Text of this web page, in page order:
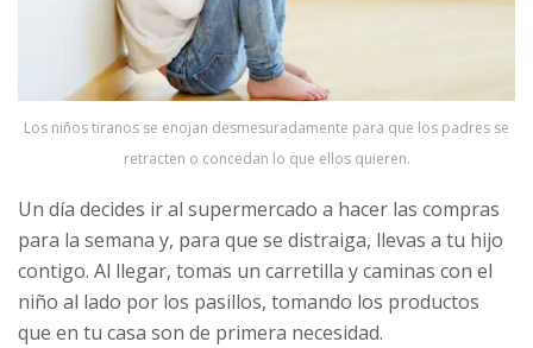
Los niños tiranos se enojan desmesuradamente para que los padres se
retracten o concedan lo que ellos quieren.
Un día decides ir al supermercado a hacer las compras
para la semana y, para que se distraiga, llevas a tu hijo
contigo. Al llegar, tomas un carretilla y caminas con el
niño al lado por los pasillos, tomando los productos
que en tu casa son de primera necesidad.